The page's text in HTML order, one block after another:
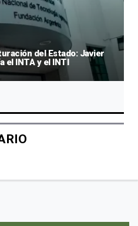
del Estado: Javier
el INTA y el INTI